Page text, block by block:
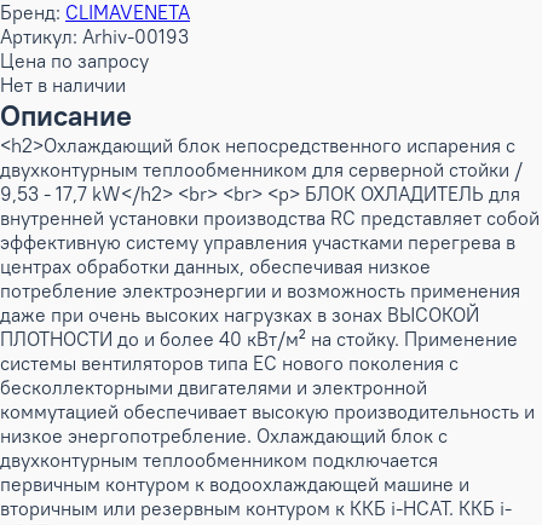
Бренд: CLIMAVENETA
Артикул: Arhiv-00193
Цена по запросу
Нет в наличии
Описание
<h2>Охлаждающий блок непосредственного испарения с
двухконтурным теплообменником для серверной стойки /
9,53 - 17,7 kW</h2> <br> <br> <p> БЛОК ОХЛАДИТЕЛЬ для
внутренней установки производства RC представляет собой
эффективную систему управления участками перегрева в
центрах обработки данных, обеспечивая низкое
потребление электроэнергии и возможность применения
даже при очень высоких нагрузках в зонах ВЫСОКОЙ
ПЛОТНОСТИ до и более 40 кВт/м² на стойку. Применение
системы вентиляторов типа EC нового поколения с
бесколлекторными двигателями и электронной
коммутацией обеспечивает высокую производительность и
низкое энергопотребление. Охлаждающий блок с
двухконтурным теплообменником подключается
первичным контуром к водоохлаждающей машине и
вторичным или резервным контуром к ККБ i-HCAT. ККБ i-